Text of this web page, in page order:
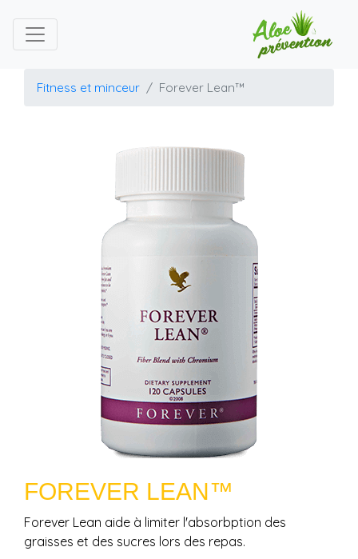
Fitness et minceur Forever Lean™
FOREVER LEAN™
Forever Lean aide à limiter l'absorbption des
graisses et des sucres lors des repas.